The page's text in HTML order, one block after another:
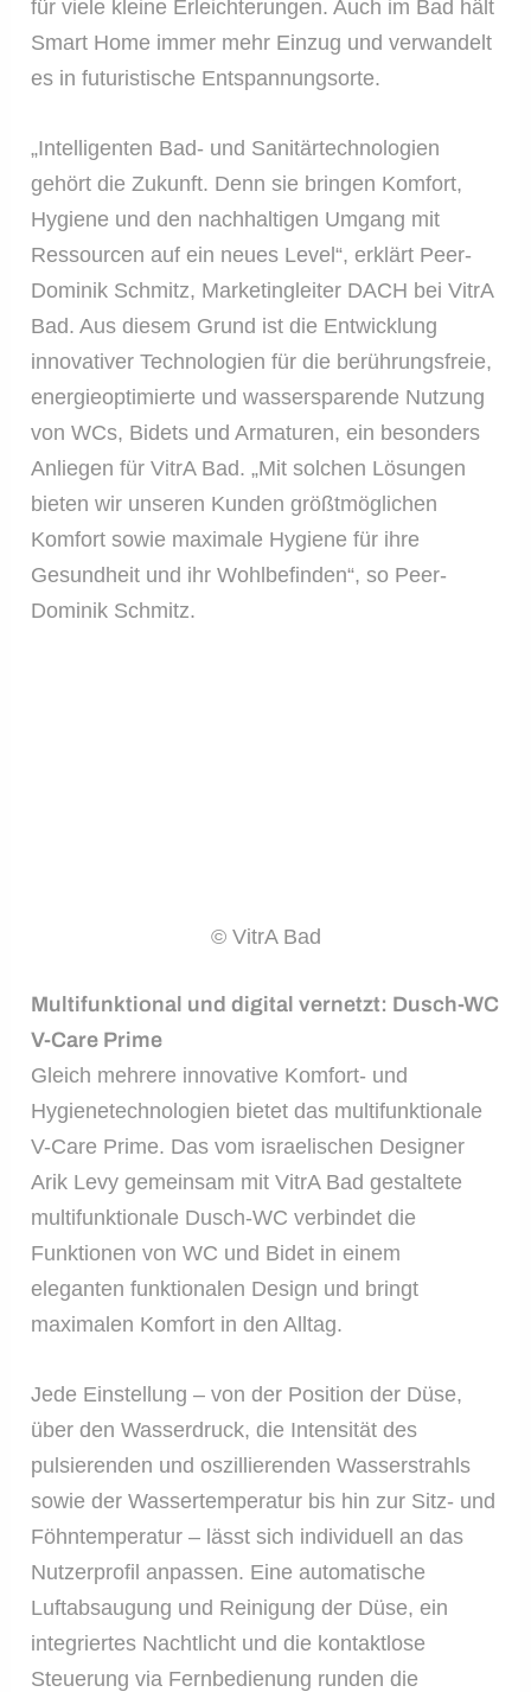
für viele kleine Erleichterungen. Auch im Bad hält
Smart Home immer mehr Einzug und verwandelt
es in futuristische Entspannungsorte.
„Intelligenten Bad- und Sanitärtechnologien
gehört die Zukunft. Denn sie bringen Komfort,
Hygiene und den nachhaltigen Umgang mit
Ressourcen auf ein neues Level“, erklärt Peer-
Dominik Schmitz, Marketingleiter DACH bei VitrA
Bad. Aus diesem Grund ist die Entwicklung
innovativer Technologien für die berührungsfreie,
energieoptimierte und wassersparende Nutzung
von WCs, Bidets und Armaturen, ein besonders
Anliegen für VitrA Bad. „Mit solchen Lösungen
bieten wir unseren Kunden größtmöglichen
Komfort sowie maximale Hygiene für ihre
Gesundheit und ihr Wohlbefinden“, so Peer-
Dominik Schmitz.
© VitrA Bad
Multifunktional und digital vernetzt: Dusch-WC
V-Care Prime
Gleich mehrere innovative Komfort- und
Hygienetechnologien bietet das multifunktionale
V-Care Prime. Das vom israelischen Designer
Arik Levy gemeinsam mit VitrA Bad gestaltete
multifunktionale Dusch-WC verbindet die
Funktionen von WC und Bidet in einem
eleganten funktionalen Design und bringt
maximalen Komfort in den Alltag.
Jede Einstellung – von der Position der Düse,
über den Wasserdruck, die Intensität des
pulsierenden und oszillierenden Wasserstrahls
sowie der Wassertemperatur bis hin zur Sitz- und
Föhntemperatur – lässt sich individuell an das
Nutzerprofil anpassen. Eine automatische
Luftabsaugung und Reinigung der Düse, ein
integriertes Nachtlicht und die kontaktlose
Steuerung via Fernbedienung runden die